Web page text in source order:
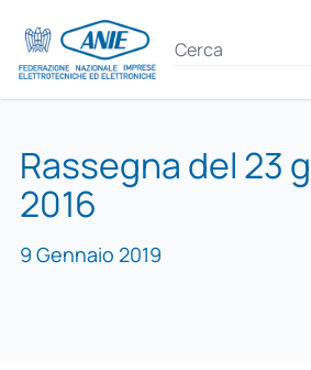
Rassegna del 23
2016
9 Gennaio 2019